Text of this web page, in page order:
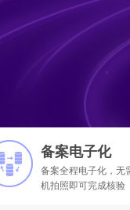
备案电子化
备案全程电子化，无
机拍照即可完成核验